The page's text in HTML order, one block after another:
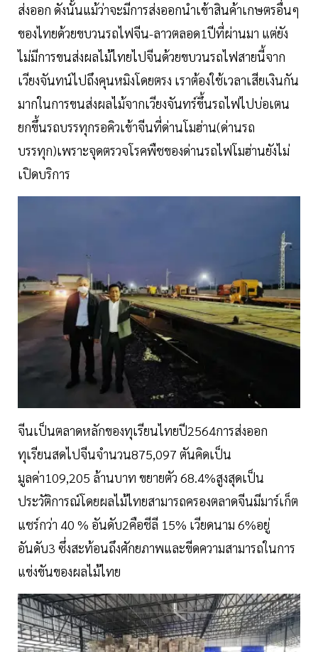
ส่งออก ดังนั้นแม้ว่าจะมีการส่งออกนำเข้าสินค้าเกษตรอื่นๆ
ของไทยด้วยขบวนรถไฟจีน-ลาวตลอด1ปีที่ผ่านมา แต่ยัง
ไม่มีการขนส่งผลไม้ไทยไปจีนด้วยขบวนรถไฟสายนี้จาก
เวียงจันทน์ไปถึงคุนหมิงโดยตรง เราต้องใช้เวลาเสียเงินกัน
มากในการขนส่งผลไม้จากเวียงจันทร์ขึ้นรถไฟไปบ่อเตน
ยกขึ้นรถบรรทุกรอคิวเข้าจีนที่ด่านโมฮ่าน(ด่านรถ
บรรทุก)เพราะจุดตรวจโรคพืชของด่านรถไฟโมฮ่านยังไม่
เปิดบริการ
จีนเป็นตลาดหลักของทุเรียนไทยปี2564การส่งออก
ทุเรียนสดไปจีนจำนวน875,097 ตันคิดเป็น
มูลค่า109,205 ล้านบาท ขยายตัว 68.4%สูงสุดเป็น
ประวัติการณ์โดยผลไม้ไทยสามารถครองตลาดจีนมีมาร์เก็ต
แชร์กว่า 40 % อันดับ2คือชีลี 15% เวียดนาม 6%อยู่
อันดับ3 ซึ่งสะท้อนถึงศักยภาพและขีดความสามารถในการ
แข่งขันของผลไม้ไทย